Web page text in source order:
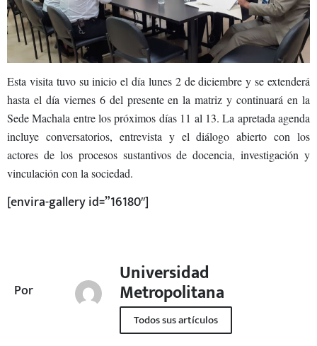
Por
Universidad
Metropolitana
Todos sus artículos
Esta visita tuvo su inicio el día lunes 2 de diciembre y se extenderá
hasta el día viernes 6 del presente en la matriz y continuará en la
Sede Machala entre los próximos días 11 al 13. La apretada agenda
incluye conversatorios, entrevista y el diálogo abierto con los
actores de los procesos sustantivos de docencia, investigación y
vinculación con la sociedad.
[envira-gallery id=”16180″]